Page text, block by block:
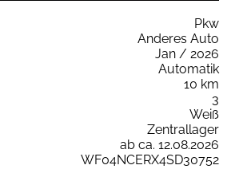
Pkw
Anderes Auto
Jan / 2026
Automatik
10 km
3
Weiß
Zentrallager
ab ca. 12.08.2026
WF04NCERX4SD30752